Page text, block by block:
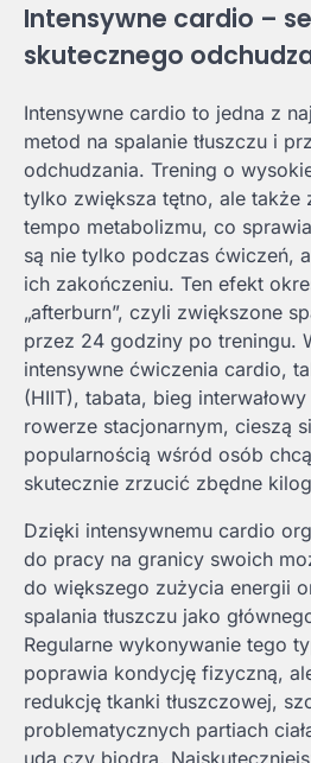
Intensywne cardio –
skutecznego
Intensywne cardio to jedna z
metod na spalanie tłuszczu i
odchudzania. Trening o
tylko zwiększa tętno, ale także
tempo metabolizmu, co
są nie tylko podczas ćwiczeń,
ich zakończeniu. Ten efekt
„afterburn”, czyli zwiększone
przez 24 godziny po treningu.
intensywne ćwiczenia cardio,
(HIIT), tabata, bieg
rowerze stacjonarnym, cieszą
popularnością wśród osób
skutecznie zrzucić zbędne
Dzięki intensywnemu cardio
do pracy na granicy swoich
do większego zużycia energii
spalania tłuszczu jako
Regularne wykonywanie tego
poprawia kondycję fizyczną,
redukcję tkanki tłuszczowej,
problematycznych partiach
uda czy biodra.